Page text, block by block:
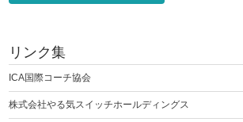
リンク集
ICA国際コーチ協会
株式会社やる気スイッチホールディングス